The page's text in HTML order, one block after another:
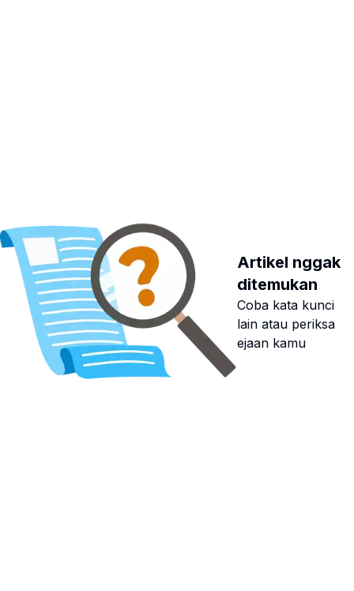
Artikel nggak
ditemukan
Coba kata kunci
lain atau periksa
ejaan kamu